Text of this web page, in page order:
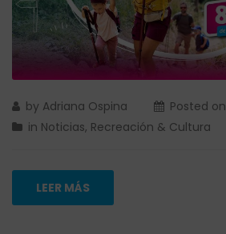
by Adriana Ospina Posted on
in Noticias, Recreación & Cultura
LEER MÁS